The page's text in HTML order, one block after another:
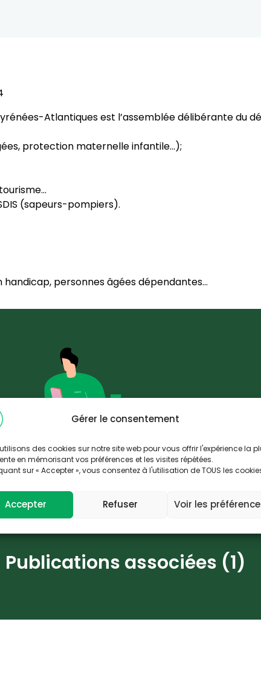
Gérer le consentement
des cookies sur notre site web pour vous offrir l'expérience la
en mémorisant vos préférences et les visites répétées.
sur « Accepter », vous consentez à l'utilisation de TOUS les
Accepter Refuser Voir les
Atlantiques est l’assemblée délibérante du
protection maternelle infantile…);
(sapeurs-pompiers).
handicap, personnes âgées dépendantes…
1
événements
associés
Publications associées (1)